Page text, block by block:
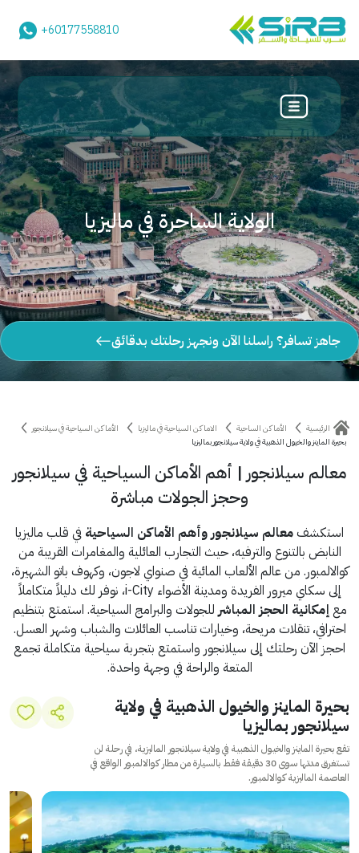
+60177558810
الولاية الساحرة في ماليزيا
جاهز تسافر؟ راسلنا الآن ونجهز رحلتك بدقائق
الرئيسية الأماكن الساحية الاماكن السياحية في ماليزيا
الأماكن السياحية في سيلانجور
بحيرة الماينز والخيول الذهبية في ولاية سيلانجور بماليزيا
معالم سيلانجور | أهم الأماكن السياحية في سيلانجور
وحجز الجولات مباشرة
استكشفمعالم سيلانجور وأهم الأماكن السياحية في قلب ماليزيا
النابض بالتنوع والترفيه، حيث التجارب العائلية والمغامرات القريبة من
كوالالمبور. من عالم الألعاب المائية في صنواي لاجون، وكهوف باتو الشهيرة،
إلى سكاي ميرور الفريدة ومدينة الأضواء i-City، نوفر لك دليلاً متكاملاً
معإمكانية الحجز المباشرللجولات والبرامج السياحية. استمتع بتنظيم
احترافي، تنقلات مريحة، وخيارات تناسب العائلات والشباب وشهر العسل.
احجز الآن رحلتك إلى سيلانجور واستمتع بتجربة سياحية متكاملة تجمع
المتعة والراحة في وجهة واحدة.
بحيرة الماينز والخيول الذهبية في ولاية
سيلانجور بماليزيا
تقع بحيرة الماينز والخيول الذهبية في ولاية سيلانجور الماليزية، في رحلة لن
تستغرق مدتها سوى 30 دقيقة فقط بالسيارة من مطار كوالالمبور الواقع في
العاصمة الماليزية كوالالمبور.